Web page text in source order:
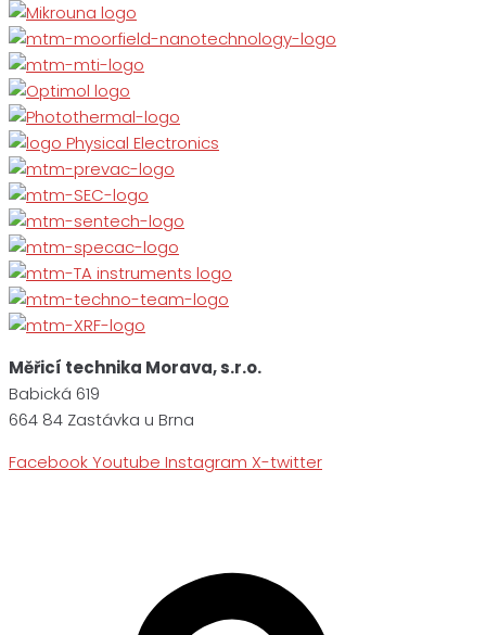
Měřicí technika Morava, s.r.o.
Babická 619
664 84 Zastávka u Brna
FacebookYoutube Instagram X-twitter